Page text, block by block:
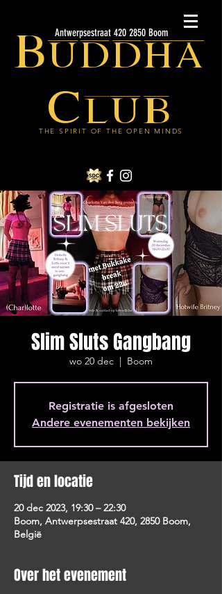
Buddha
Club
THE SPIRIT OF THE OPEN MINDS
Antwerpsestraat 420 2850 Boom
Slim Sluts Gangbang
wo 20 dec
  |
Boom
Registratie is afgesloten
Andere evenementen bekijken
Tijd en locatie
20 dec 2023, 19:30 – 22:30
Boom, Antwerpsestraat 420, 2850 Boom,
België
Over het evenement